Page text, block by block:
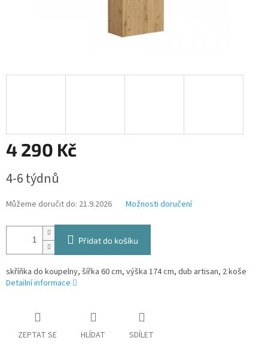
4 290 Kč
cena:
4-6 týdnů
Můžeme doručit do: 21.9.2026 Možnosti doručení
Přidat do košíku
skříňka do koupelny, šířka 60 cm, výška 174 cm, dub artisan, 2 koše
Detailní informace
ZEPTAT SE HLÍDAT SDÍLET